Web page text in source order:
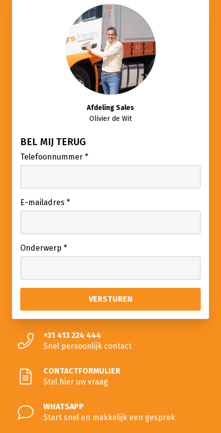
Afdeling Sales
Olivier de Wit
BEL MIJ TERUG
Telefoonnummer *
E-mailadres *
Onderwerp *
+31 413 224 444
Snel persoonlijk contact
CONTACTFORMULIER
Stel hier uw vraag
WHATSAPP
Start snel en makkelijk een gesprek